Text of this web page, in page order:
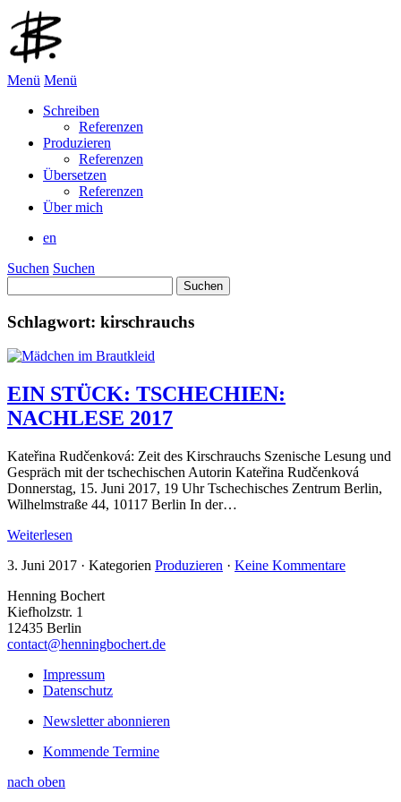
Menü Menü
Schreiben
Referenzen
Produzieren
Referenzen
Übersetzen
Referenzen
Über mich
en
Suchen Suchen
nach:
Schlagwort: kirschrauchs
EIN STÜCK: TSCHECHIEN:
NACHLESE 2017
Kateřina Rudčenková: Zeit des Kirschrauchs Szenische Lesung und
Gespräch mit der tschechischen Autorin Kateřina Rudčenková
Donnerstag, 15. Juni 2017, 19 Uhr Tschechisches Zentrum Berlin,
Wilhelmstraße 44, 10117 Berlin In der…
Weiterlesen
3. Juni 2017 · Kategorien Produzieren · Keine Kommentare
Henning Bochert
Kiefholzstr. 1
12435 Berlin
contact@henningbochert.de
Impressum
Datenschutz
Newsletter abonnieren
Kommende Termine
nach oben